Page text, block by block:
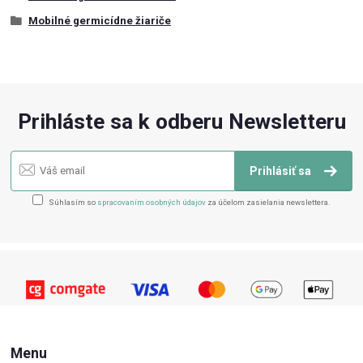
Mobilné germicídne žiariče
Prihláste sa k odberu Newsletteru
Prihlásiť sa
Súhlasím so spracovaním osobných údajov za účelom zasielania newslettera.
Menu